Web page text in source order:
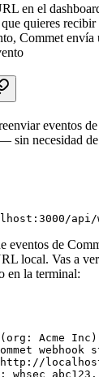
en el
quieres recibir
Commet envía
eventos
sin necesidad
api/
eventos de
local. Vas a
en la terminal:
Acme Inc)
webhook